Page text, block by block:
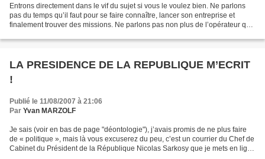
Entrons directement dans le vif du sujet si vous le voulez bien. Ne parlons
pas du temps qu’il faut pour se faire connaître, lancer son entreprise et
finalement trouver des missions. Ne parlons pas non plus de l’opérateur qui
LA PRESIDENCE DE LA REPUBLIQUE M’ECRIT
!
Publié le 11/08/2007 à 21:06
Par Yvan MARZOLF
Je sais (voir en bas de page "déontologie"), j’avais promis de ne plus faire
de « politique », mais là vous excuserez du peu, c’est un courrier du Chef de
Cabinet du Président de la République Nicolas Sarkosy que je mets en ligne